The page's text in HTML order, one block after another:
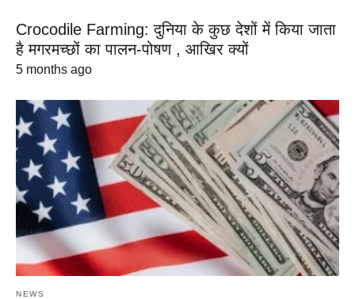
Crocodile Farming: दुनिया के कुछ देशों में किया जाता
है मगरमच्छों का पालन-पोषण , आखिर क्यों
5 months ago
NEWS